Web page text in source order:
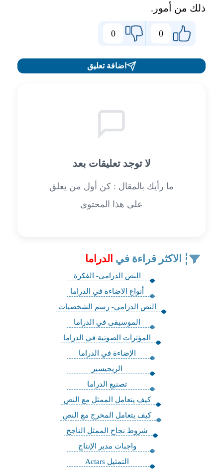
ذلك من أمور.
0
0
اضافة تعليق
لا توجد تعليقات بعد
ما رأيك بالمقال : كن أول من يعلق
على هذا المحتوى
الاكثر قراءة في الدراما
النص الدرامي- الفكرة
أنواع الاضاءة في الدراما
النص الدرامي- رسم الشخصيات
الموسيقى في الدراما
المؤثرات الصوتية في الدراما
الإضاءة في الدراما
الريجيسير
تصنيع الدراما
كيف يتعامل الممثل مع النص
كيف يتعامل المخرج مع النص
شروط نجاح الممثل الناجح
واجبات مدير الإنتاج
التمثيل Actars